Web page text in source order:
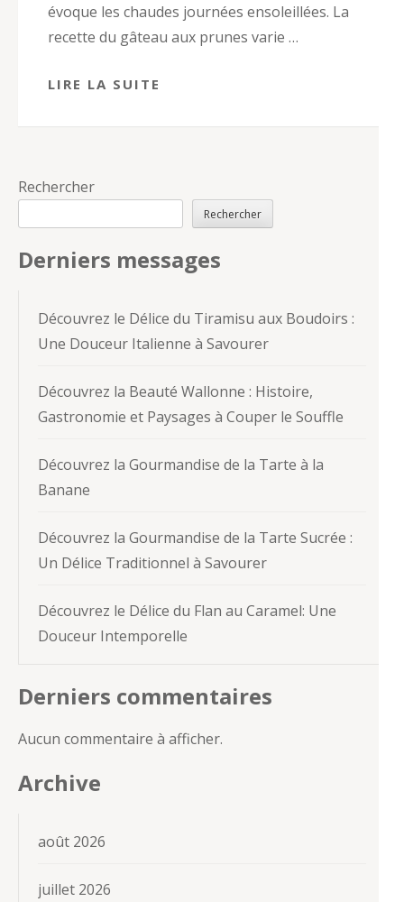
évoque les chaudes journées ensoleillées. La
recette du gâteau aux prunes varie …
LIRE LA SUITE
Rechercher
Rechercher
Derniers messages
Découvrez le Délice du Tiramisu aux Boudoirs :
Une Douceur Italienne à Savourer
Découvrez la Beauté Wallonne : Histoire,
Gastronomie et Paysages à Couper le Souffle
Découvrez la Gourmandise de la Tarte à la
Banane
Découvrez la Gourmandise de la Tarte Sucrée :
Un Délice Traditionnel à Savourer
Découvrez le Délice du Flan au Caramel: Une
Douceur Intemporelle
Derniers commentaires
Aucun commentaire à afficher.
Archive
août 2026
juillet 2026